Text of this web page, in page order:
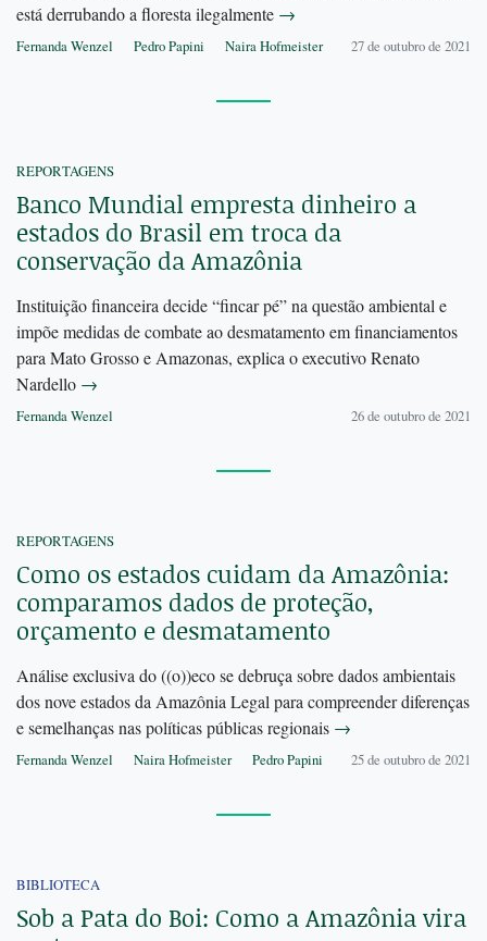
está derrubando a floresta ilegalmente →
Fernanda Wenzel Pedro Papini Naira Hofmeister 27 de outubro de 2021
REPORTAGENS
Banco Mundial empresta dinheiro a
estados do Brasil em troca da
conservação da Amazônia
Instituição financeira decide “fincar pé” na questão ambiental e
impõe medidas de combate ao desmatamento em financiamentos
para Mato Grosso e Amazonas, explica o executivo Renato
Nardello →
Fernanda Wenzel 26 de outubro de 2021
REPORTAGENS
Como os estados cuidam da Amazônia:
comparamos dados de proteção,
orçamento e desmatamento
Análise exclusiva do ((o))eco se debruça sobre dados ambientais
dos nove estados da Amazônia Legal para compreender diferenças
e semelhanças nas políticas públicas regionais →
Fernanda Wenzel Naira Hofmeister Pedro Papini 25 de outubro de 2021
BIBLIOTECA
Sob a Pata do Boi: Como a Amazônia vira